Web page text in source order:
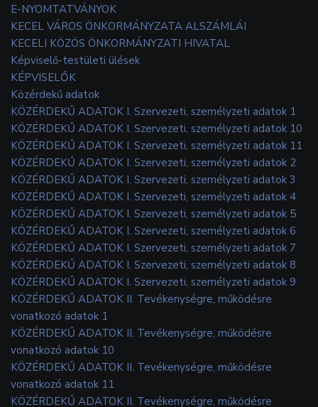
E-NYOMTATVÁNYOK
KECEL VÁROS ÖNKORMÁNYZATA ALSZÁMLÁI
KECELI KÖZÖS ÖNKORMÁNYZATI HIVATAL
Képviselő-testületi ülések
KÉPVISELŐK
Közérdekű adatok
KÖZÉRDEKŰ ADATOK I. Szervezeti, személyzeti adatok 1
KÖZÉRDEKŰ ADATOK I. Szervezeti, személyzeti adatok 10
KÖZÉRDEKŰ ADATOK I. Szervezeti, személyzeti adatok 11
KÖZÉRDEKŰ ADATOK I. Szervezeti, személyzeti adatok 2
KÖZÉRDEKŰ ADATOK I. Szervezeti, személyzeti adatok 3
KÖZÉRDEKŰ ADATOK I. Szervezeti, személyzeti adatok 4
KÖZÉRDEKŰ ADATOK I. Szervezeti, személyzeti adatok 5
KÖZÉRDEKŰ ADATOK I. Szervezeti, személyzeti adatok 6
KÖZÉRDEKŰ ADATOK I. Szervezeti, személyzeti adatok 7
KÖZÉRDEKŰ ADATOK I. Szervezeti, személyzeti adatok 8
KÖZÉRDEKŰ ADATOK I. Szervezeti, személyzeti adatok 9
KÖZÉRDEKŰ ADATOK II. Tevékenységre, működésre
vonatkozó adatok 1
KÖZÉRDEKŰ ADATOK II. Tevékenységre, működésre
vonatkozó adatok 10
KÖZÉRDEKŰ ADATOK II. Tevékenységre, működésre
vonatkozó adatok 11
KÖZÉRDEKŰ ADATOK II. Tevékenységre, működésre